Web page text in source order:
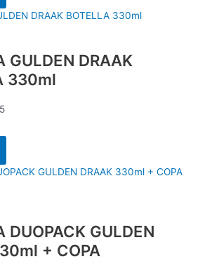
GULDEN DRAAK
330ml
DUOPACK GULDEN
+ COPA